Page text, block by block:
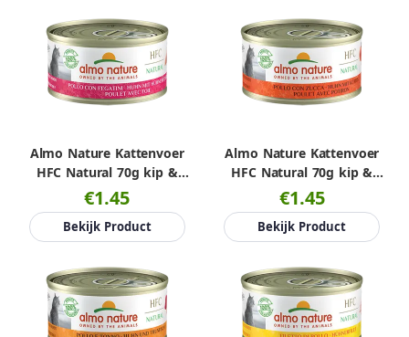
Almo Nature Kattenvoer
HFC Natural 70g kip &
lever
€1.45
Bekijk Product
Almo Nature Kattenvoer
HFC Natural 70g kip &
pompoen
€1.45
Bekijk Product